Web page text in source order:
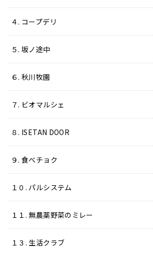
４. コープデリ
５. 坂ノ途中
６. 秋川牧園
７. ビオマルシェ
８. ISETAN DOOR
９. 食べチョク
１０. パルシステム
１１. 無農薬野菜のミレー
１３. 生活クラブ